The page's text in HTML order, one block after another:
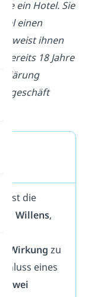
ein Hotel. Sie
einen
ihnen
bereits 18 Jahre
ist die
Willens,
Wirkung zu
eines
zwei